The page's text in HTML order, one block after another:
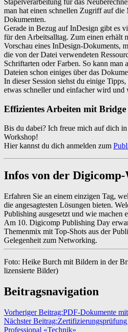
Stapelverarbeitung für das
man hat einen schnellen Zugriff auf die
Dokumenten.
Gerade in Bezug auf InDesign gibt es
für den Arbeitsalltag. Zum einen erhält
Vorschau eines InDesign-Dokuments,
die von der Datei verwendeten
Schriftarten oder Farben. So kann man
Dateien schon einiges über das
In dieser Session siehst du einige
etwas schneller und einfacher wird und
Effizientes Arbeiten mit Bridge
Bis du dabei? Ich freue mich auf dich
Workshop!
Hier kannst du dich anmelden zum
Infos von der Digicomp-
Erfahren Sie an einem einzigen Tag,
die angesagtesten Lösungen bieten.
Publishing ausgesetzt und wie machen
Am 10. Digicomp Publishing Day
Themenmix mit Top-Shots aus der
Gelegenheit zum Networking.
Foto: Heike Burch mit Bildern in der
lizensierte Bilder)
adobe Crossmedia digicomp
days
Redaktionsplan
Social
und
Tricks
Beitragsnavigation
Vorheriger Beitrag:PDF-Dokumente
Nächster Beitrag:
Professional «Technik»